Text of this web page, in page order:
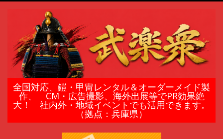
鎧
甲
全国対応、鎧・甲冑レンタル＆オーダーメイド製
作、 CM・広告撮影、海外出展等でPR効果絶
大！ 社内外・地域イベントでも活用できます。
（拠点：兵庫県）